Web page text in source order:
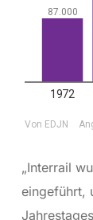
„Interrail
eingeführt,